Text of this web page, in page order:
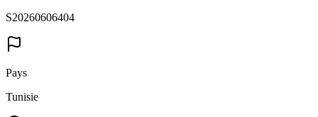
S20260606404
Pays
Tunisie